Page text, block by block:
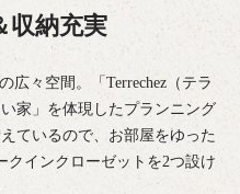
収納充実
広々空間。「Terrechez（テラ
家」を体現したプランニング
ているので、お部屋をゆった
クインクローゼットを2つ設け